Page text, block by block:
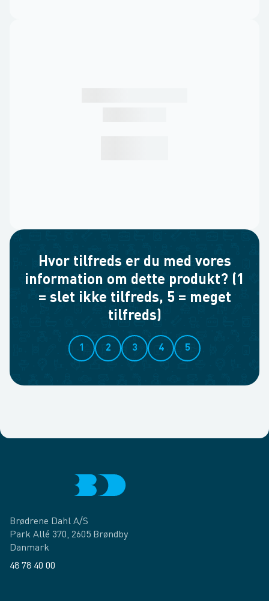
Hvor tilfreds er du med vores
information om dette produkt? (1
= slet ikke tilfreds, 5 = meget
tilfreds)
1 2 3 4 5
Brødrene Dahl A/S
Park Allé 370, 2605 Brøndby
Danmark
48 78 40 00